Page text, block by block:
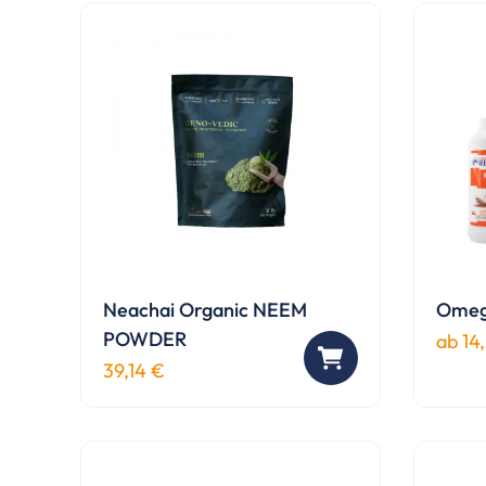
Neachai Organic NEEM
POWDER
39,14€
ab